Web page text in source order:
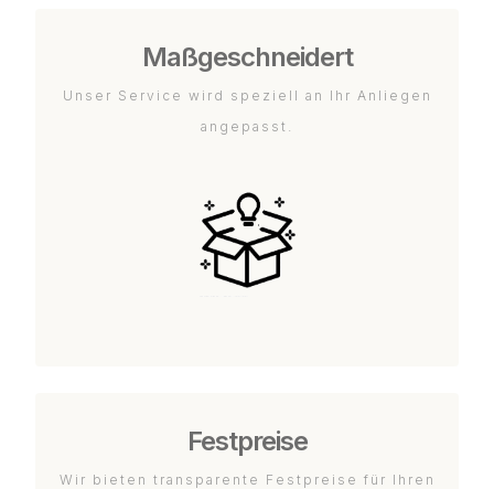
Maßgeschneidert
Unser Service wird speziell an Ihr Anliegen
angepasst.
Festpreise
Wir bieten transparente Festpreise für Ihren